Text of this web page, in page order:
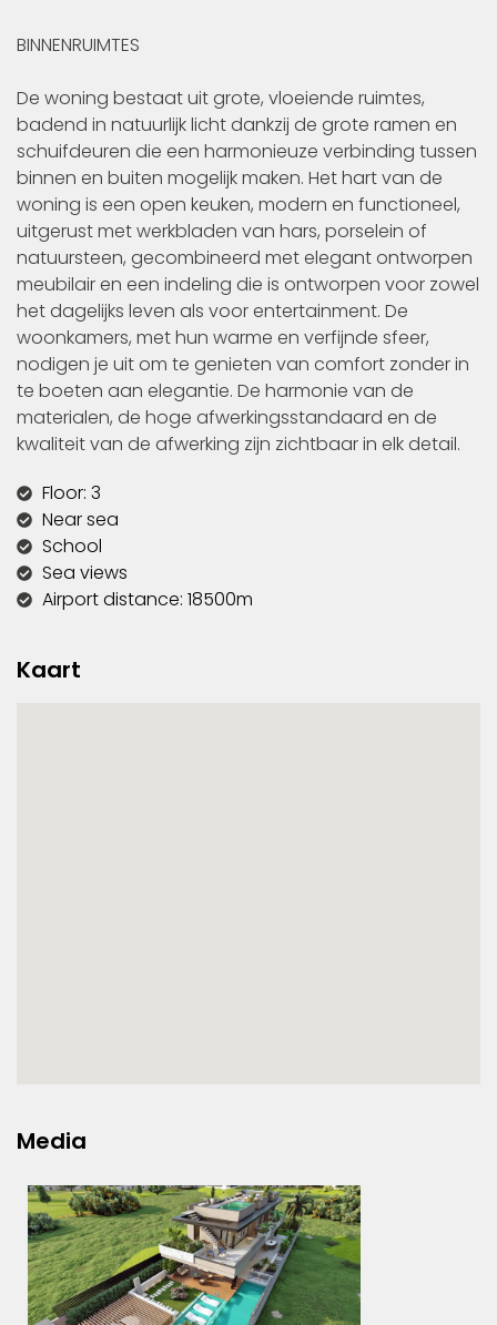
BINNENRUIMTES
De woning bestaat uit grote, vloeiende ruimtes,
badend in natuurlijk licht dankzij de grote ramen en
schuifdeuren die een harmonieuze verbinding tussen
binnen en buiten mogelijk maken. Het hart van de
woning is een open keuken, modern en functioneel,
uitgerust met werkbladen van hars, porselein of
natuursteen, gecombineerd met elegant ontworpen
meubilair en een indeling die is ontworpen voor zowel
het dagelijks leven als voor entertainment. De
woonkamers, met hun warme en verfijnde sfeer,
nodigen je uit om te genieten van comfort zonder in
te boeten aan elegantie. De harmonie van de
materialen, de hoge afwerkingsstandaard en de
kwaliteit van de afwerking zijn zichtbaar in elk detail.
Floor: 3
Near sea
School
Sea views
Airport distance: 18500m
Kaart
Media